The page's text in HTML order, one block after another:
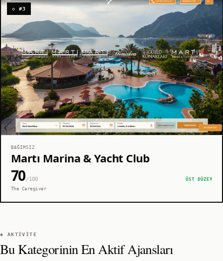
◇ #3
BAĞIMSIZ
Martı Marina & Yacht Club
70/100
ÜST DÜZEY
The Caregiver
◆ AKTIVITE
Bu Kategorinin En Aktif Ajansları